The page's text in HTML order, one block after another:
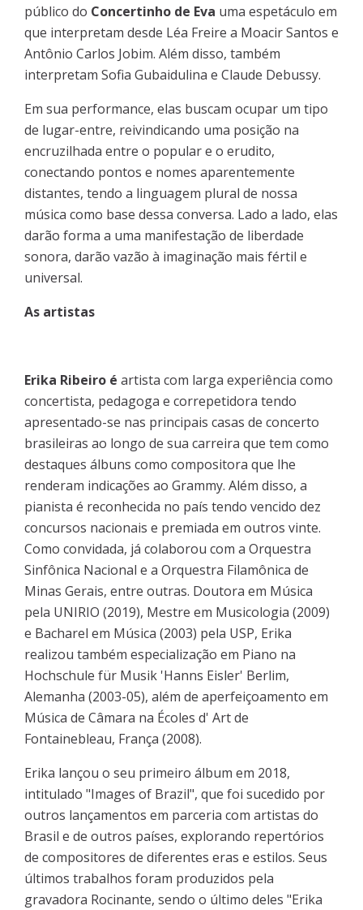
público do Concertinho de Eva uma espetáculo em
que interpretam desde Léa Freire a Moacir Santos e
Antônio Carlos Jobim. Além disso, também
interpretam Sofia Gubaidulina e Claude Debussy.
Em sua performance, elas buscam ocupar um tipo
de lugar-entre, reivindicando uma posição na
encruzilhada entre o popular e o erudito,
conectando pontos e nomes aparentemente
distantes, tendo a linguagem plural de nossa
música como base dessa conversa. Lado a lado, elas
darão forma a uma manifestação de liberdade
sonora, darão vazão à imaginação mais fértil e
universal.
As artistas
Erika Ribeiro é artista com larga experiência como
concertista, pedagoga e correpetidora tendo
apresentado-se nas principais casas de concerto
brasileiras ao longo de sua carreira que tem como
destaques álbuns como compositora que lhe
renderam indicações ao Grammy. Além disso, a
pianista é reconhecida no país tendo vencido dez
concursos nacionais e premiada em outros vinte.
Como convidada, já colaborou com a Orquestra
Sinfônica Nacional e a Orquestra Filamônica de
Minas Gerais, entre outras. Doutora em Música
pela UNIRIO (2019), Mestre em Musicologia (2009)
e Bacharel em Música (2003) pela USP, Erika
realizou também especialização em Piano na
Hochschule für Musik 'Hanns Eisler' Berlim,
Alemanha (2003-05), além de aperfeiçoamento em
Música de Câmara na Écoles d' Art de
Fontainebleau, França (2008).
Erika lançou o seu primeiro álbum em 2018,
intitulado "Images of Brazil", que foi sucedido por
outros lançamentos em parceria com artistas do
Brasil e de outros países, explorando repertórios
de compositores de diferentes eras e estilos. Seus
últimos trabalhos foram produzidos pela
gravadora Rocinante, sendo o último deles "Erika